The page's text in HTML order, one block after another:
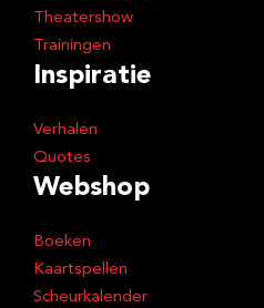
Theatershow
Trainingen
Inspiratie
Verhalen
Quotes
Webshop
Boeken
Kaartspellen
Scheurkalender